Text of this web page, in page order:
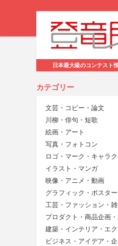
日本最大級のコンテスト
カテゴリー
文芸・コピー・論文
川柳・俳句・短歌
絵画・アート
写真・フォトコン
ロゴ・マーク・キャラ
イラスト・マンガ
映像・アニメ・動画
グラフィック・ポスター
工芸・ファッション・
プロダクト・商品企画
建築・インテリア・エ
ビジネス・アイデア・